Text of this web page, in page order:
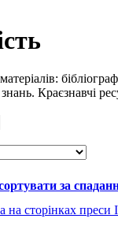
Краєзнавчі
сторінках преси I